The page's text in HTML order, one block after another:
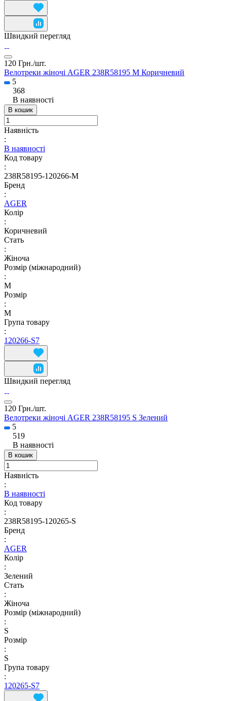
Швидкий перегляд
120 Грн./шт.
Велотреки жіночі AGER 238R58195 M Коричневий
5
368
В наявності
В кошик
Наявність
:
В наявності
Код товару
:
238R58195-120266-M
Бренд
:
AGER
Колір
:
Коричневий
Стать
:
Жіноча
Розмір (міжнародний)
:
M
Розмір
:
M
Група товару
:
120266-S7
Швидкий перегляд
120 Грн./шт.
Велотреки жіночі AGER 238R58195 S Зелений
5
519
В наявності
В кошик
Наявність
:
В наявності
Код товару
:
238R58195-120265-S
Бренд
:
AGER
Колір
:
Зелений
Стать
:
Жіноча
Розмір (міжнародний)
:
S
Розмір
:
S
Група товару
:
120265-S7